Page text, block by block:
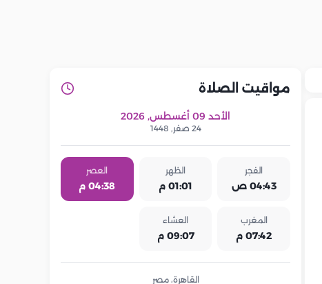
مواقيت الصلاة
الأحد 09 أغسطس, 2026
24 صفر, 1448
الفجر
04:43 ص
الظهر
01:01 م
العصر
04:38 م
المغرب
07:42 م
العشاء
09:07 م
القاهرة، مصر